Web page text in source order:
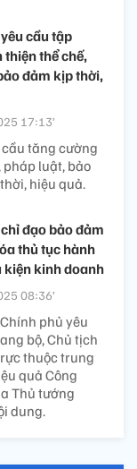
cầu tập
thể chế,
đảm kịp thời,
17:13’
tăng cường
pháp luật, bảo
hiệu quả.
đạo bảo đảm
thủ tục hành
kiện kinh doanh
08:36’
phủ yêu
bộ, Chủ tịch
thuộc trung
quả Công
Thủ tướng
dung.